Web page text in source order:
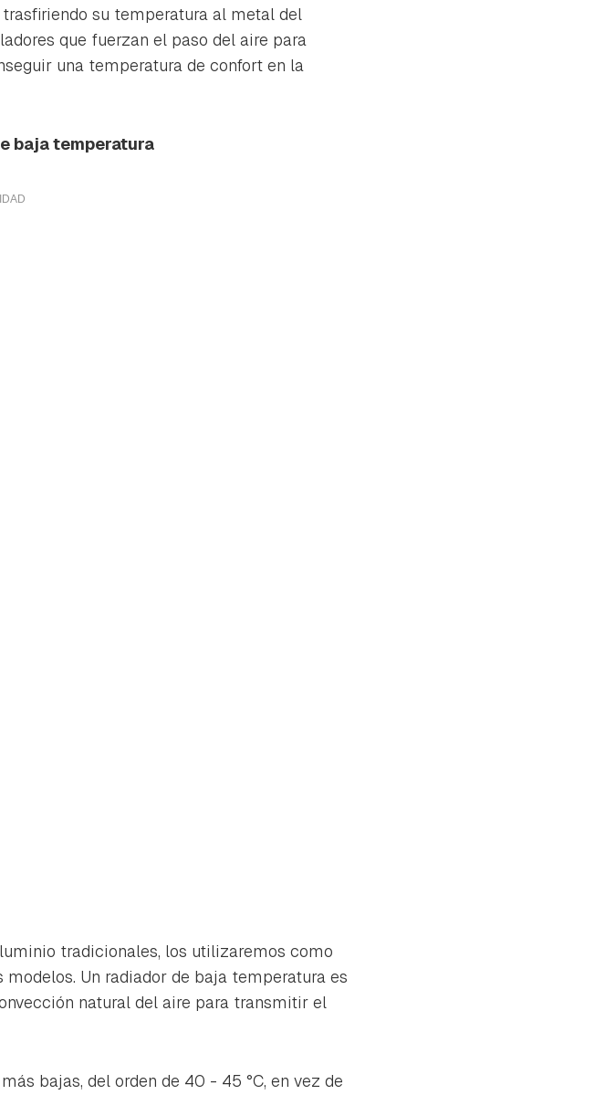
su temperatura al metal del
que fuerzan el paso del aire para
una temperatura de confort en la
baja temperatura
tradicionales, los utilizaremos como
Un radiador de baja temperatura es
natural del aire para transmitir el
bajas, del orden de 40 - 45 °C, en vez de